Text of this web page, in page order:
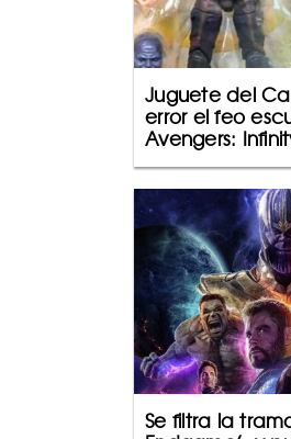
Juguete del
error el feo
Avengers:
Se filtra la